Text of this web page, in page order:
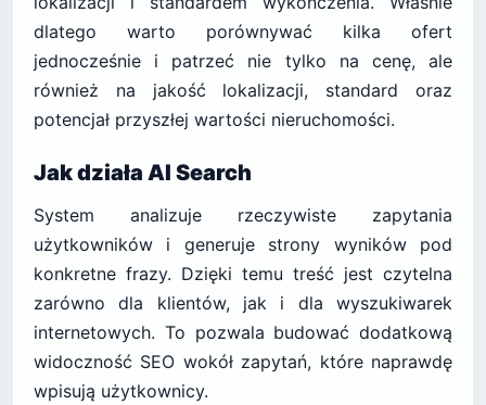
dlatego warto porównywać kilka ofert
jednocześnie i patrzeć nie tylko na cenę, ale
również na jakość lokalizacji, standard oraz
potencjał przyszłej wartości nieruchomości.
Jak działa AI Search
System analizuje rzeczywiste zapytania
użytkowników i generuje strony wyników pod
konkretne frazy. Dzięki temu treść jest czytelna
zarówno dla klientów, jak i dla wyszukiwarek
internetowych. To pozwala budować dodatkową
widoczność SEO wokół zapytań, które naprawdę
wpisują użytkownicy.